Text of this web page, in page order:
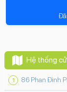
Hệ thống
86 Phan Đình